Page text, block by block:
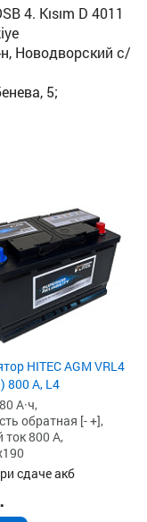
4. Kısım D 4011
Новодворский с/
5;
HITEC AGM VRL4
800 А, L4
А·ч,
обратная [- +],
ток 800 А,
сдаче акб